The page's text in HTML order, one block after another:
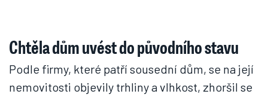
Chtěla dům uvést do původního stavu
Podle firmy, které patří sousední dům, se na její
nemovitosti objevily trhliny a vlhkost, zhoršil se